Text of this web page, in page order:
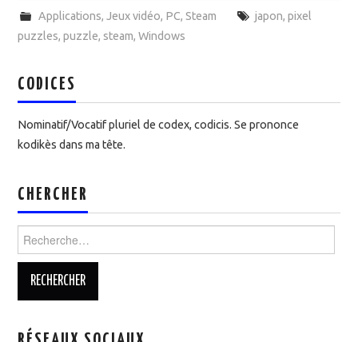
Applications, Jeux vidéo, PC, Steam japon, pixel
puzzles,puzzle, steam,Windows
CODICES
Nominatif/Vocatif pluriel de codex, codicis. Se prononce
kodikès dans ma tête.
CHERCHER
Rechercher :